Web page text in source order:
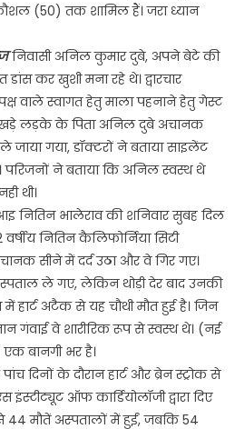
(50) तक शामिल हैं। जरा ध्यान
निवासी अनिल कुमार दुबे, अपने बेटे की
डांस कर खुशी मना रहे थे। द्वारचार
वाले स्वागत हेतु माला पहनाने हेतु गेस्ट
खड़े लड़के के पिता अनिल दुबे अचानक
जाया गया, डॉक्टरों ने बताया साइलेंट
परिजनों ने बताया कि अनिल स्वस्थ थे
थी।
नितिन भालेराव की शनिवार सुबह दिल
नितिन कैलिफोर्निया सिटी
सीने में दर्द उठा और वे गिर गए।
ले गए, लेकिन थोड़ी देर बाद उनकी
में हार्ट अटैक से यह चौथी मौत हुई है। जिन
गंवाई वे शारीरिक रूप से स्वस्थ थे। (नई
बानगी भर है।
दिनों के दौरान हार्ट और ब्रेन स्ट्रोक से
ऑफ कार्डियोलॉजी द्वारा दिए
मौतें अस्पतालों में हुईं, जबकि 54